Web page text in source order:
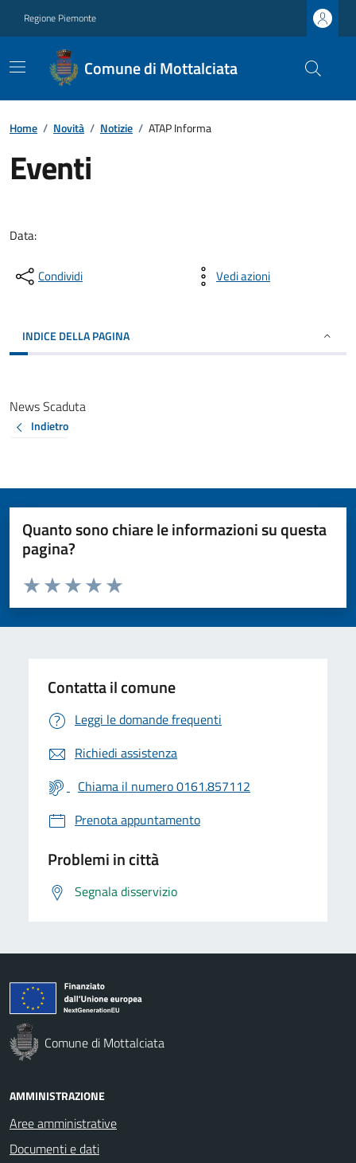
Regione Piemonte
Comune di Mottalciata
Home / Novità / Notizie / ATAP Informa
Eventi
Data:
Condividi Vedi azioni
INDICE DELLA PAGINA
News Scaduta
Indietro
Quanto sono chiare le informazioni su questa
pagina?
Valuta da 1 a 5 stelle la pagina
Valuta 5 stelle su 5
Valuta 4 stelle su 5
Valuta 3 stelle su 5
Valuta 2 stelle su 5
Valuta 1 stelle su 5
Contatta il comune
Leggi le domande frequenti
Richiedi assistenza
Chiama il numero 0161.857112
Prenota appuntamento
Problemi in città
Segnala disservizio
Comune di Mottalciata
AMMINISTRAZIONE
Aree amministrative
Documenti e dati